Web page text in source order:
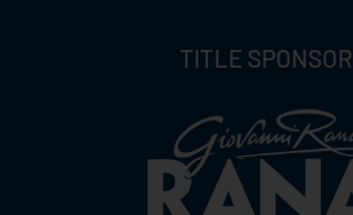
TITLE SPONSOR